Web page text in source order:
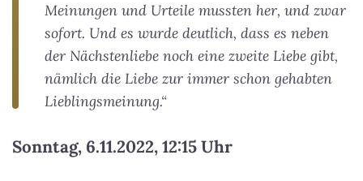
Meinungen und Urteile mussten her, und zwar
sofort. Und es wurde deutlich, dass es neben
der Nächstenliebe noch eine zweite Liebe gibt,
nämlich die Liebe zur immer schon gehabten
Lieblingsmeinung.“
Sonntag, 6.11.2022, 12:15 Uhr